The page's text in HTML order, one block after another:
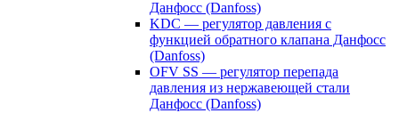
Данфосс (Danfoss)
KDC — регулятор давления с
функцией обратного клапана Данфосс
(Danfoss)
OFV SS — регулятор перепада
давления из нержавеющей стали
Данфосс (Danfoss)